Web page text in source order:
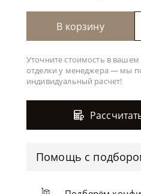
В корзину
Уточните стоимость в
отделки у менеджера — мы
индивидуальный расчет!
Помощь с